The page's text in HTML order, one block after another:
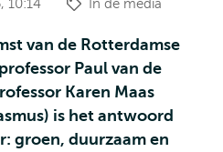
10:14 In de media
van de Rotterdamse
Paul van de
Karen Maas
is het antwoord
groen, duurzaam en